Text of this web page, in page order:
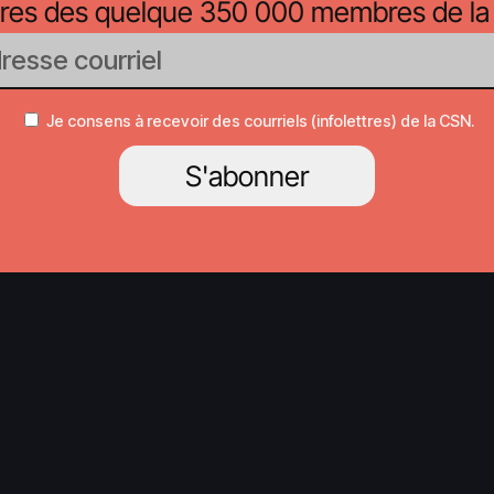
des quelque 350 000 membres de la
Je consens à recevoir des courriels (infolettres) de la CSN.
S'abonner